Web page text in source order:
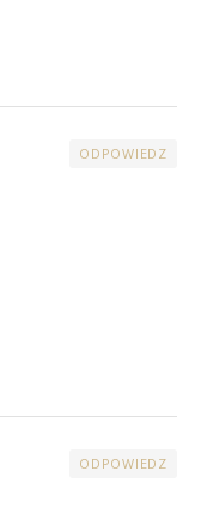
ODPOWIEDZ
ODPOWIEDZ